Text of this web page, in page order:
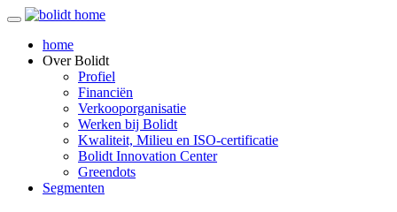
home
OverBolidt
Profiel
Financiën
Verkooporganisatie
Werken bij Bolidt
Kwaliteit, Milieu en ISO-certificatie
Bolidt Innovation Center
Greendots
Segmenten